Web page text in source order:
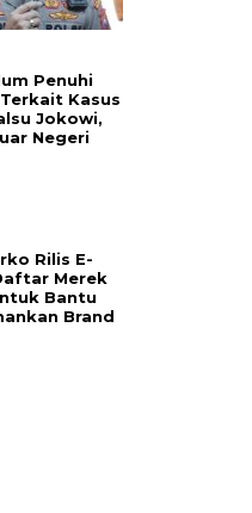
Penuhi
Kasus
Jokowi,
Negeri
Rilis E-
Merek
Bantu
Brand